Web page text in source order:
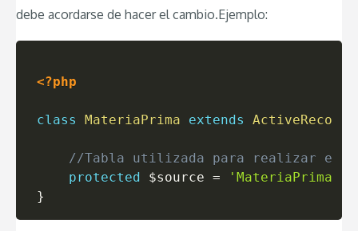
debe acordarse de hacer el cambio.Ejemplo:
<?php
class MateriaPrima extends ActiveRecord
//Tabla utilizada para realizar el
protected
$source = 'MateriaPrima'
}